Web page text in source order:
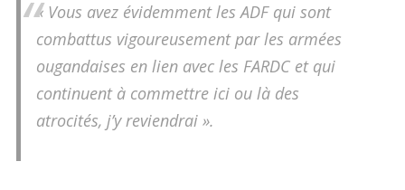
« Vous avez évidemment les ADF qui sont
combattus vigoureusement par les armées
ougandaises en lien avec les FARDC et qui
continuent à commettre ici ou là des
atrocités, j’y reviendrai ».